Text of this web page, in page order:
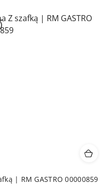
| RM GASTRO 00000859